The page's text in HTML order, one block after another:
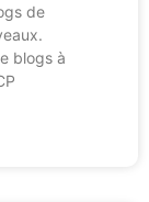
de
blogs à